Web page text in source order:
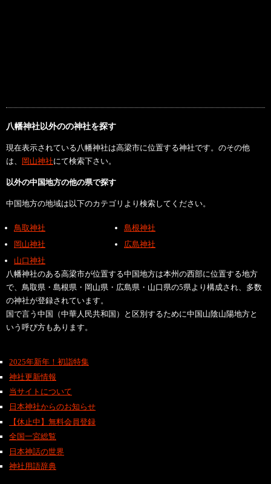
八幡神社以外のの神社を探す
現在表示されている八幡神社は高梁市に位置する神社です。のその他
は、
岡山神社にて検索下さい。
以外の中国地方の他の県で探す
中国地方の地域は以下のカテゴリより検索してください。
鳥取神社
島根神社
岡山神社
広島神社
山口神社
八幡神社のある高梁市が位置する中国地方は本州の西部に位置する地方
で、鳥取県・島根県・岡山県・広島県・山口県の5県より構成され、多数
の神社が登録されています。
国で言う中国（中華人民共和国）と区別するために中国山陰山陽地方と
いう呼び方もあります。
2025年新年！初詣特集
神社更新情報
当サイトについて
日本神社からのお知らせ
【休止中】無料会員登録
全国一宮総覧
日本神話の世界
神社用語辞典